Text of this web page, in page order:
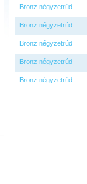
Bronz négyzetrúd
Bronz négyzetrúd
Bronz négyzetrúd
Bronz négyzetrúd
Bronz négyzetrúd